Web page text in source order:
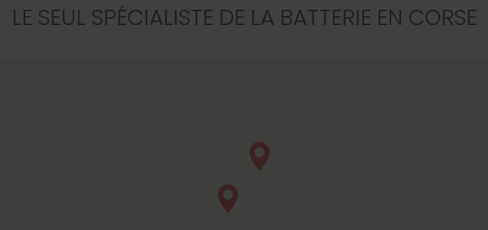
LE SEUL SPÉCIALISTE DE LA BATTERIE EN CORSE